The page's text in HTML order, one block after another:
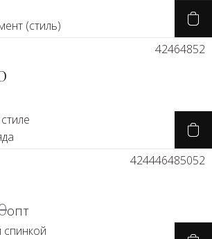
(стиль)
42464852
424446485052
опт